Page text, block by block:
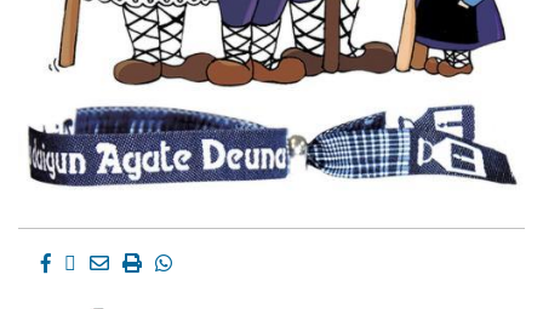
Facebook
Twitter
EmailImprimirWhatsapp